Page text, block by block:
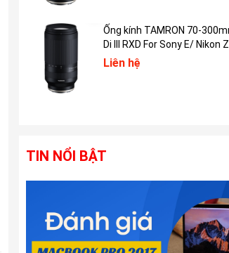
Ống kính TAMRON 70-300mm F4.5-6.3
Di III RXD For Sony E/ Nikon Z
Liên hệ
TIN NỔI BẬT